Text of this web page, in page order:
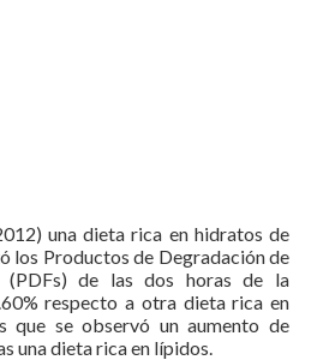
una dieta rica en hidratos de
los Productos de Degradación de
(PDFs) de las dos horas de la
respecto a otra dieta rica en
que se observó un aumento de
una dieta rica en lípidos.